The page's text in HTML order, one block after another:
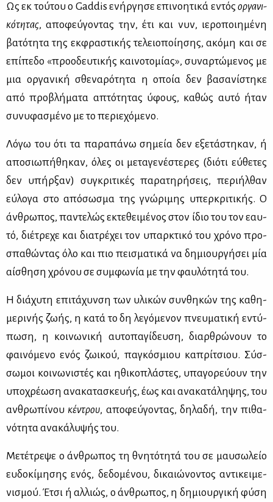
Ως εκ τού­του ο Gaddis ενήρ­γη­σε επι­νοη­τι­κά εντός ορ­γα­νι­
κό­τη­τας, απο­φεύ­γο­ντας την, έτι και νυν, ιε­ρο­ποι­η­μέ­νη
βα­τό­τη­τα της εκ­φρα­στι­κής τε­λειο­ποί­η­σης, ακό­μη και σε
επί­πε­δο «προ­ο­δευ­τι­κής και­νο­το­μί­ας», συ­ναρ­τώ­με­νος με
μια ορ­γα­νι­κή σθε­να­ρό­τη­τα η οποία δεν βα­σα­νί­στη­κε
από προ­βλή­μα­τα απτό­τη­τας ύφους, κα­θώς αυ­τό ήταν
συ­νυ­φα­σμέ­νο με το πε­ριε­χό­με­νο.
Λό­γω του ότι τα πα­ρα­πά­νω ση­μεία δεν εξε­τά­στη­καν, ή
απο­σιω­πή­θη­καν, όλες οι με­τα­γε­νέ­στε­ρες (διό­τι εύ­θε­τες
δεν υπήρ­ξαν) συ­γκρι­τι­κές πα­ρα­τη­ρή­σεις, πε­ρι­ήλ­θαν
εύ­λο­γα στο από­σω­σμα της γνώ­ρι­μης υπερ­κρι­τι­κής. Ο
άν­θρω­πος, πα­ντε­λώς εκτε­θει­μέ­νος στον ίδιο του τον εαυ­
τό, διέ­τρε­χε και δια­τρέ­χει τον υπαρ­κτι­κό του χρό­νο προ­
σπα­θώ­ντας όλο και πιο πει­σμα­τι­κά να δη­μιουρ­γή­σει μία
αί­σθη­ση χρό­νου σε συμ­φω­νία με την φαυ­λό­τη­τά του.
Η διά­χυ­τη επι­τά­χυν­ση των υλι­κών συν­θη­κών της κα­θη­
με­ρι­νής ζω­ής, η κα­τά το δη λε­γό­με­νον πνευ­μα­τι­κή εντύ­
πω­ση, η κοι­νω­νι­κή αυ­το­πα­γί­δευ­ση, διαρ­θρώ­νουν το
φαι­νό­με­νο ενός ζω­ι­κού, πα­γκό­σμιου κα­πρί­τσιου. Σύσ­
σω­μοι κοι­νω­νι­στές και ηθι­κο­πλά­στες, υπα­γο­ρεύ­ουν την
υπο­χρέ­ω­ση ανα­κα­τα­σκευ­ής, έως και ανα­κα­τά­λη­ψης, του
αν­θρω­πί­νου κέ­ντρου, απο­φεύ­γο­ντας, δη­λα­δή, την πι­θα­
νό­τη­τα ανα­κά­λυ­ψής του.
Με­τέ­τρε­ψε ο άν­θρω­πος τη θνη­τό­τη­τά του σε μαυ­σω­λείο
ευ­δο­κί­μη­σης ενός, δε­δο­μέ­νου, δι­καιώ­νο­ντος αντι­κει­με­
νι­σμού. Έτσι ή αλ­λιώς, ο άν­θρω­πος, η δη­μιουρ­γι­κή φύ­ση